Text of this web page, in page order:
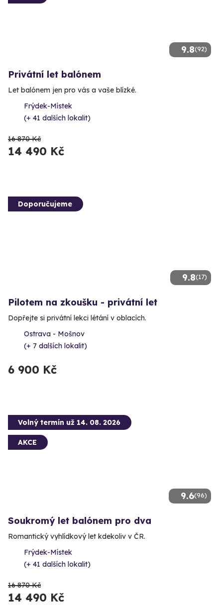
9.8(92)
Privátní let balónem
Let balónem jen pro vás a vaše blízké.
Frýdek-Místek
(+ 41 dalších lokalit)
16 870 Kč
14 490 Kč
9.8(17)
Doporučujeme
Pilotem na zkoušku - privátní let
Dopřejte si privátní lekci létání v oblacích.
Ostrava - Mošnov
(+ 7 dalších lokalit)
6 900 Kč
9.6(96)
Volný termín už 14. 08. 2026
AKCE
Soukromý let balónem pro dva
Romantický vyhlídkový let kdekoliv v ČR.
Frýdek-Místek
(+ 41 dalších lokalit)
16 870 Kč
14 490 Kč